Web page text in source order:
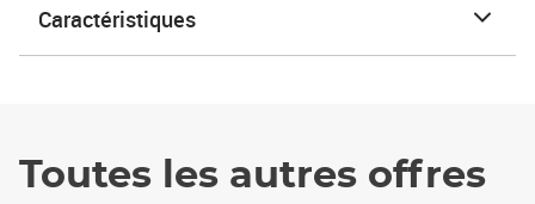
Caractéristiques
Toutes les autres offres